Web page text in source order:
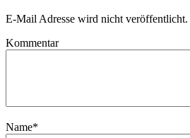
E-Mail Adresse wird nicht veröffentlicht.
Kommentar
Name*